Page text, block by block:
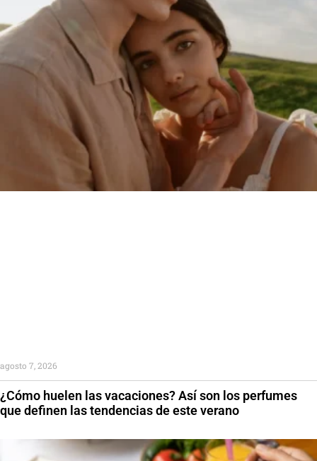
¿Cómo huelen las vacaciones? Así son los perfumes
que definen las tendencias de este verano
agosto 7, 2026